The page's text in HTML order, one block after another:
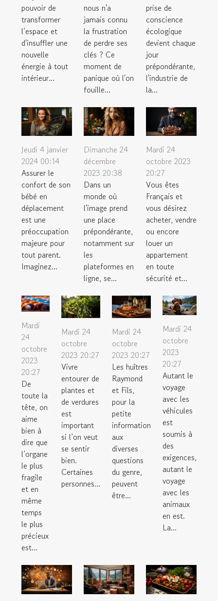
pouvoir de
transformer
l’espace et
d'insuffler une
nouvelle
énergie à tout
intérieur...
nous n'a
jamais connu
la frustration
de perdre ses
clés ? Ce
moment de
panique où l'on
fouille...
prise de
conscience
écologique
devient chaque
jour
prépondérante,
l'industrie de
la...
Jeudi 4 janvier
2024 00:14
Assurer le
confort de son
bébé en
déplacement
est une
préoccupation
majeure pour
tout parent.
Imaginez...
Dimanche 24
décembre
2023 20:38
Dans un
monde où
l'image prend
une place
prépondérante,
notamment sur
les
plateformes en
ligne, se...
Mardi 24
octobre 2023
20:27
Vous êtes
Français et
vous désirez
acheter, vendre
ou encore
louer un
appartement
en toute
sécurité et...
Mardi
24
octobre
2023
20:27
De
toute la
tête, on
aime
bien à
dire que
l’organe
le plus
fragile
et en
même
temps
le plus
précieux
est...
Mardi 24
octobre
2023 20:27
Vivre
entourer de
plantes et
de verdures
est
important
si l’on veut
se sentir
bien.
Certaines
personnes...
Mardi 24
octobre
2023 20:27
Les huîtres
Raymond
et Fils,
pour la
petite
information
aux
diverses
questions
du genre,
peuvent
être...
Mardi 24
octobre
2023
20:27
Autant le
voyage
avec les
véhicules
est
soumis à
des
exigences,
autant le
voyage
avec les
animaux
en est.
La...